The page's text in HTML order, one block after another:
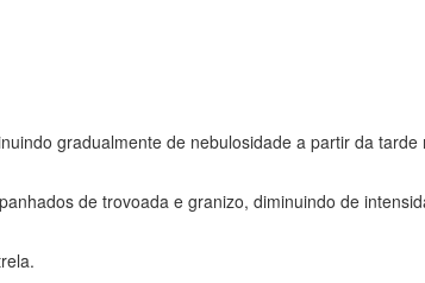
gradualmente de nebulosidade a partir da tarde
de trovoada e granizo, diminuindo de